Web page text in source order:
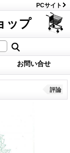
PCサイト
ップ
お問い合せ
評論